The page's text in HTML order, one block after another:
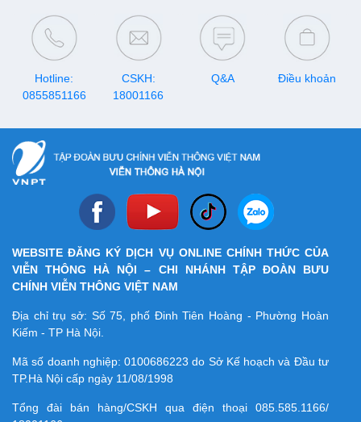
hấp dẫn mà cước phí siêu rẻ.
Hotline:
0855851166
CSKH:
18001166
Q&A Điều khoản
WEBSITE ĐĂNG KÝ DỊCH VỤ ONLINE CHÍNH THỨC CỦA
VIỄN THÔNG HÀ NỘI – CHI NHÁNH TẬP ĐOÀN BƯU
CHÍNH VIỄN THÔNG VIỆT NAM
Địa chỉ trụ sở: Số 75, phố Đinh Tiên Hoàng - Phường Hoàn
Kiếm - TP Hà Nội.
Mã số doanh nghiệp:0100686223 do Sở Kế hoạch và Đầu tư
TP.Hà Nội cấp ngày 11/08/1998
Tổng đài bán hàng/CSKH qua điện thoại 085.585.1166/